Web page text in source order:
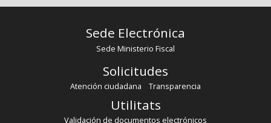
Sede Electrónica
Sede Ministerio Fiscal
Solicitudes
Atención ciudadana Transparencia
Utilitats
Validación de documentos electrónicos